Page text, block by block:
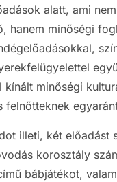
alatt, ami
hanem minőségi
kínált minőségi
felnőtteknek
illeti, két előadást
korosztály
bábjátékot,